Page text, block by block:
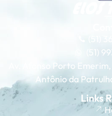
(51)
(51)
Av. Afonso Porto
Antônio da
Links